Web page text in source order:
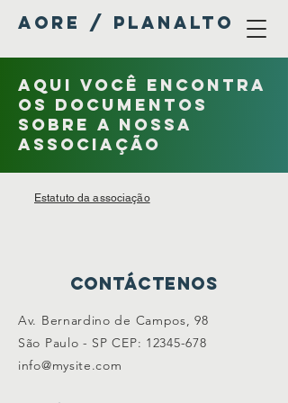
AORE / PLANALTO
Aqui você encontra
os documentos
sobre a nossa
associação
Estatuto da associação
Contáctenos
Av. Bernardino de Campos, 98
São Paulo - SP CEP: 12345-678
info@mysite.com